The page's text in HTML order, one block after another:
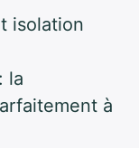
isolation
la
à